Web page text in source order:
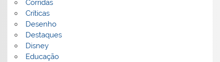
Corridas
Críticas
Desenho
Destaques
Disney
Educação